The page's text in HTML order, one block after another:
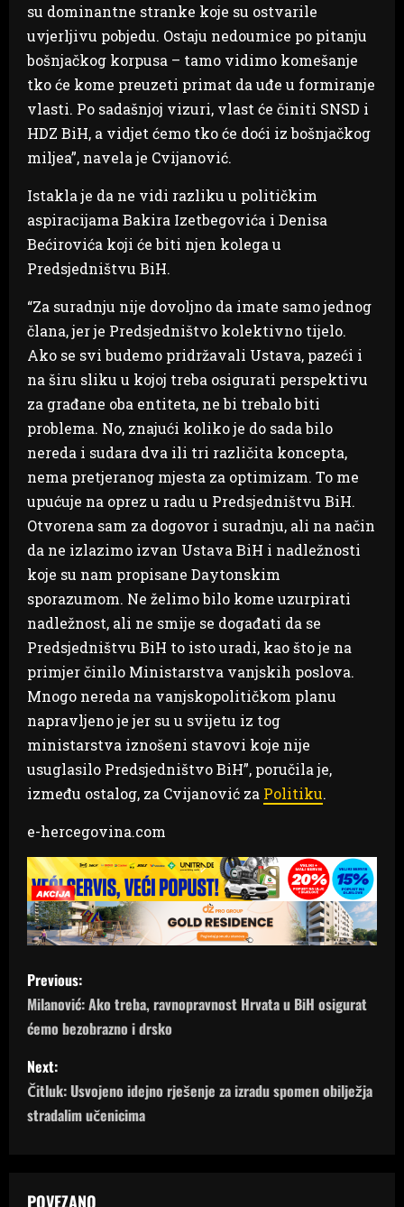
su dominantne stranke koje su ostvarile
uvjerljivu pobjedu. Ostaju nedoumice po pitanju
bošnjačkog korpusa – tamo vidimo komešanje
tko će kome preuzeti primat da uđe u formiranje
vlasti. Po sadašnjoj vizuri, vlast će činiti SNSD i
HDZ BiH, a vidjet ćemo tko će doći iz bošnjačkog
miljea”, navela je Cvijanović.
Istakla je da ne vidi razliku u političkim
aspiracijama Bakira Izetbegovića i Denisa
Bećirovića koji će biti njen kolega u
Predsjedništvu BiH.
“Za suradnju nije dovoljno da imate samo jednog
člana, jer je Predsjedništvo kolektivno tijelo.
Ako se svi budemo pridržavali Ustava, pazeći i
na širu sliku u kojoj treba osigurati perspektivu
za građane oba entiteta, ne bi trebalo biti
problema. No, znajući koliko je do sada bilo
nereda i sudara dva ili tri različita koncepta,
nema pretjeranog mjesta za optimizam. To me
upućuje na oprez u radu u Predsjedništvu BiH.
Otvorena sam za dogovor i suradnju, ali na način
da ne izlazimo izvan Ustava BiH i nadležnosti
koje su nam propisane Daytonskim
sporazumom. Ne želimo bilo kome uzurpirati
nadležnost, ali ne smije se događati da se
Predsjedništvu BiH to isto uradi, kao što je na
primjer činilo Ministarstva vanjskih poslova.
Mnogo nereda na vanjskopolitičkom planu
napravljeno je jer su u svijetu iz tog
ministarstva iznošeni stavovi koje nije
usuglasilo Predsjedništvo BiH”, poručila je,
između ostalog, za Cvijanović za Politiku.
e-hercegovina.com
P
o
s
t
n
Previous:
Milanović: Ako treba, ravnopravnost Hrvata u BiH osigurat
ćemo bezobrazno i drsko
Next:
Čitluk: Usvojeno idejno rješenje za izradu spomen obilježja
stradalim učenicima
POVEZANO